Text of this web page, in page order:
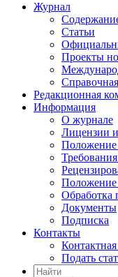
Журнал
Статьи
Проекты
Редакционная
Информация
О журнале
Лицензии
Положение
Обработка
Документы
Подписка
Контакты
Подать